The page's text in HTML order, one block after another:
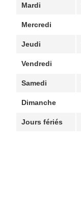
Mardi
Mercredi
Jeudi
Vendredi
Samedi
Dimanche
Jours fériés